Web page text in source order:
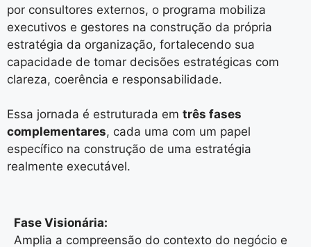
por consultores externos, o programa mobiliza
executivos e gestores na construção da própria
estratégia da organização, fortalecendo sua
capacidade de tomar decisões estratégicas com
clareza, coerência e responsabilidade.
Essa jornada é estruturada em três fases
complementares, cada uma com um papel
específico na construção de uma estratégia
realmente executável.
Fase Visionária:
Amplia a compreensão do contexto do negócio e